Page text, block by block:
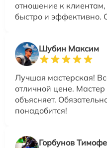
отношение к
быстро и эффективно.
Шубин Максим
Лучшая мастерская!
отличной цене.
объясняет.
понадобится!
Горбунов